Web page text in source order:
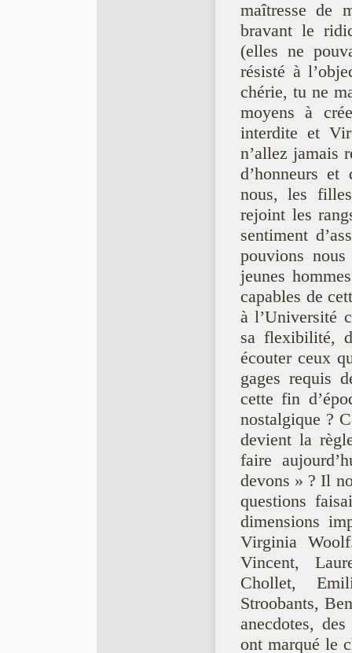
maîtresse de
bravant le
(elles ne
résisté à
chérie, tu ne
moyens à
interdite et
n’allez jamais
d’honneurs et
nous, les
rejoint les
sentiment
pouvions
jeunes
capables de
à l’Université
sa flexibilité,
écouter ceux
gages requis
cette fin
nostalgique ?
devient la
faire
devons » ? Il
questions
dimensions
Virginia
Vincent,
Chollet,
Stroobants,
anecdotes,
ont marqué le